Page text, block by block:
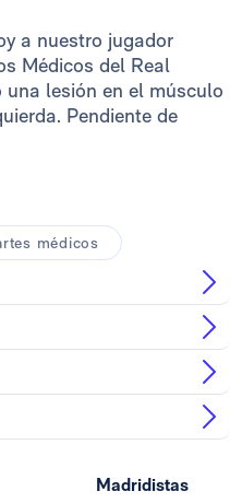
a nuestro jugador
Médicos del Real
lesión en el músculo
Pendiente de
médicos
Madridistas